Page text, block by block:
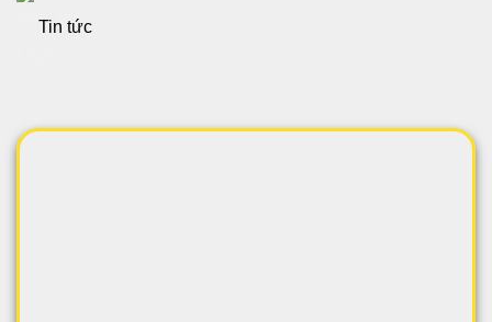
Tin tức